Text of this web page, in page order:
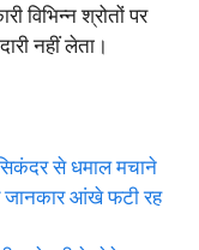
श्रोतों पर
नहीं लेता।
से धमाल मचाने
जानकार आंखे फटी रह